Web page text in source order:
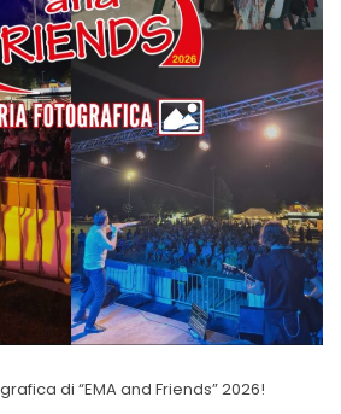
di “EMA and Friends” 2026!